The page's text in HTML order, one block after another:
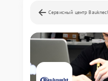
Сервисный центр